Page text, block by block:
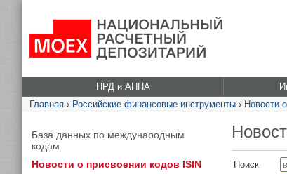
НРД и АННА
Главная › Российские финансовые инструменты › Новости
База данных по международным
кодам
Новости о присвоении кодов ISIN
Поиск